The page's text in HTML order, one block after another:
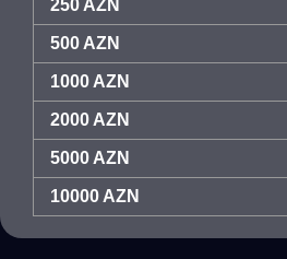
250 AZN
500 AZN
1000 AZN
2000 AZN
5000 AZN
10000 AZN